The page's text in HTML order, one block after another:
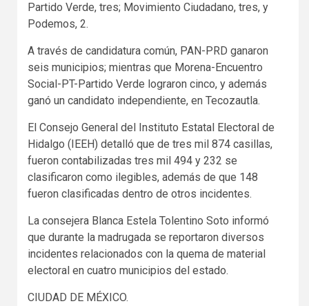
Partido Verde, tres; Movimiento Ciudadano, tres, y
Podemos, 2.
A través de candidatura común, PAN-PRD ganaron
seis municipios; mientras que Morena-Encuentro
Social-PT-Partido Verde lograron cinco, y además
ganó un candidato independiente, en Tecozautla.
El Consejo General del Instituto Estatal Electoral de
Hidalgo (IEEH) detalló que de tres mil 874 casillas,
fueron contabilizadas tres mil 494 y 232 se
clasificaron como ilegibles, además de que 148
fueron clasificadas dentro de otros incidentes.
La consejera Blanca Estela Tolentino Soto informó
que durante la madrugada se reportaron diversos
incidentes relacionados con la quema de material
electoral en cuatro municipios del estado.
CIUDAD DE MÉXICO.